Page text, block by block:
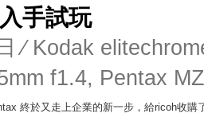
手試玩
⁄ Kodak
f1.4, Pentax
終於又走上企業的新一步，給ricoh收